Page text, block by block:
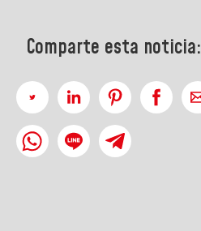
Comparte esta noticia: